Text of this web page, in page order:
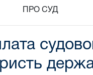
ПРО СУД